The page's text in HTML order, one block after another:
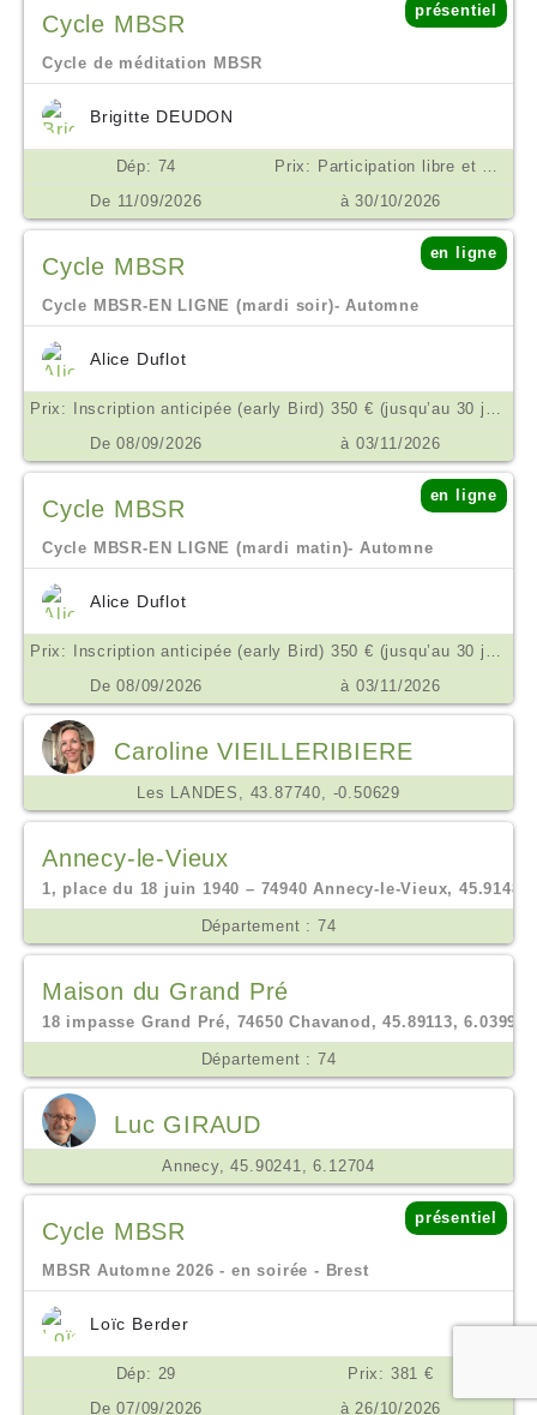
Cycle MBSR
présentiel
Cycle de méditation MBSR
Brigitte DEUDON
Dép: 74
Prix: Participation libre et consciente. Un minimum de 200 euros est demandé pour les frais de salles et matériels €
De 11/09/2026
à 30/10/2026
Cycle MBSR
en ligne
Cycle MBSR-EN LIGNE (mardi soir)- Automne
Alice Duflot
Prix: Inscription anticipée (early Bird) 350 € (jusqu’au 30 juin) // Réduit 380 € // Public 450 € €
De 08/09/2026
à 03/11/2026
Cycle MBSR
en ligne
Cycle MBSR-EN LIGNE (mardi matin)- Automne
Alice Duflot
Prix: Inscription anticipée (early Bird) 350 € (jusqu’au 30 juin) // Réduit 380 € // Public 450 € €
De 08/09/2026
à 03/11/2026
Caroline VIEILLERIBIERE
Les LANDES, 43.87740, -0.50629
Annecy-le-Vieux
1, place du 18 juin 1940 – 74940 Annecy-le-Vieux,
Département : 74
Maison du Grand Pré
18 impasse Grand Pré, 74650 Chavanod, 45.89113, 6.03995
Département : 74
Luc GIRAUD
Annecy, 45.90241, 6.12704
Cycle MBSR
présentiel
MBSR Automne 2026 - en soirée - Brest
Loïc Berder
Dép: 29
Prix: 381 €
De 07/09/2026
à 26/10/2026